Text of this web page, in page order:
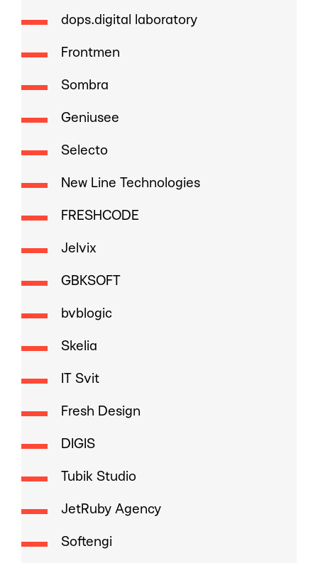
dops.digital laboratory
Frontmen
Sombra
Geniusee
Selecto
New Line Technologies
FRESHCODE
Jelvix
GBKSOFT
bvblogic
Skelia
IT Svit
Fresh Design
DIGIS
Tubik Studio
JetRuby Agency
Softengi